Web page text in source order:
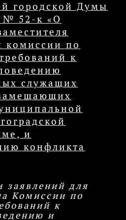
городской Думы
№ 52-к «О
комиссии по
к
служащих
и
конфликта
заявлений для
Комиссии по
к
и